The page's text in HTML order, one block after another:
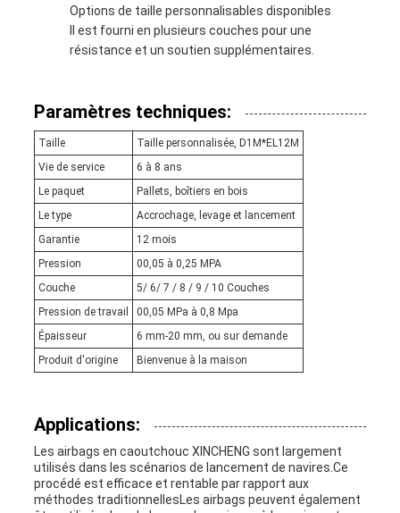
Options de taille personnalisables disponibles
Il est fourni en plusieurs couches pour une
résistance et un soutien supplémentaires.
Paramètres techniques:
Taille
Taille personnalisée, D1M*EL12M
Vie de service
6 à 8 ans
Le paquet
Pallets, boîtiers en bois
Le type
Accrochage, levage et lancement
Garantie
12 mois
Pression
00,05 à 0,25 MPA
Couche
5/ 6/ 7 / 8 / 9 / 10 Couches
Pression de travail
00,05 MPa à 0,8 Mpa
Épaisseur
6 mm-20 mm, ou sur demande
Produit d'origine
Bienvenue à la maison
Applications:
Les airbags en caoutchouc XINCHENG sont largement
utilisés dans les scénarios de lancement de navires.Ce
procédé est efficace et rentable par rapport aux
méthodes traditionnellesLes airbags peuvent également